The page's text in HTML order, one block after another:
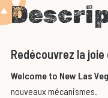
Redécouvrez la joie
Welcome to New Las
nouveaux mécanismes.